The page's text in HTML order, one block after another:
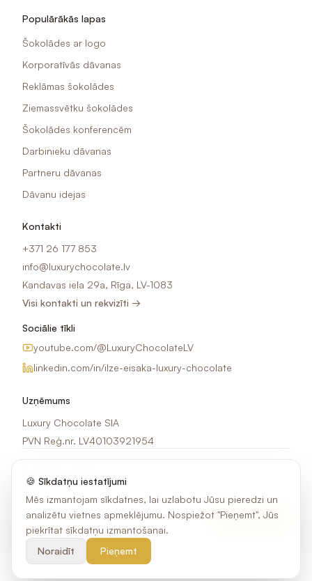
Populārākās lapas
Šokolādes ar logo
Korporatīvās dāvanas
Reklāmas šokolādes
Ziemassvētku šokolādes
Šokolādes konferencēm
Darbinieku dāvanas
Partneru dāvanas
Dāvanu idejas
Kontakti
+371 26 177 853
info@luxurychocolate.lv
Kandavas iela 29a, Rīga, LV-1083
Visi kontakti un rekvizīti →
Sociālie tīkli
youtube.com/@LuxuryChocolateLV
linkedin.com/in/ilze-eisaka-luxury-chocolate
Uzņēmums
Luxury Chocolate SIA
PVN Reģ.nr. LV40103921954
Saņem idejas, akcijas un jaunumus par šokolādes apdruku.
Pierakstīties
2026Luxury Chocolate SIA. Visas tiesības aizsargātas.
🍪 Sīkdatņu iestatījumi
Mēs izmantojam sīkdatnes, lai uzlabotu Jūsu pieredzi un
analizētu vietnes apmeklējumu. Nospiežot "Pieņemt", Jūs
piekrītat sīkdatņu izmantošanai.
Noraidīt
Pieņemt